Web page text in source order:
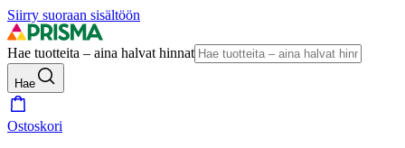
Siirry suoraan sisältöön
Hae tuotteita – aina halvat hinnat
Hae
Ostoskori